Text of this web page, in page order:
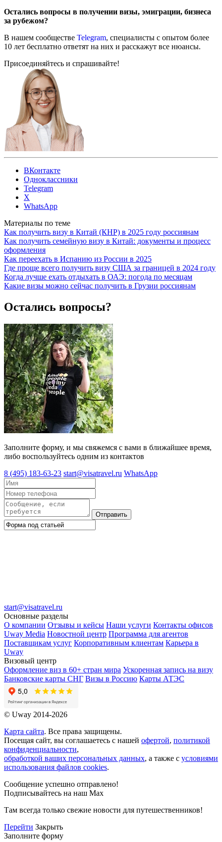
Остались вопросы в получении визы, эмиграции, бизнеса
за рубежом?
В нашем сообществе Telegram, специалисты с опытом более
10 лет бесплатно ответят на них и расскажут все нюансы.
Присоединяйтесь и спрашивайте!
ВКонтакте
Одноклассники
Telegram
X
WhatsApp
Материалы по теме
Как получить визу в Китай (КНР) в 2025 году россиянам
Как получить семейную визу в Китай: документы и процесс
оформления
Как переехать в Испанию из России в 2025
Где проще всего получить визу США за границей в 2024 году
Когда лучше ехать отдыхать в ОАЭ: погода по месяцам
Какие визы можно сейчас получить в Грузии россиянам
Остались вопросы?
Заполните форму, и мы свяжемся с вами в ближайшее время,
либо воспользуйтесь одним из контактов
8 (495) 183-63-23 start@visatravel.ru WhatsApp
Отправить
start@visatravel.ru
Основные разделы
О компании Отзывы и кейсы Наши услуги Контакты офисов
Uway Media Новостной центр Программа для агентов
Поставщикам услуг Корпоративным клиентам Карьера в
Uway
Визовый центр
Оформление виз в 60+ стран мира Ускоренная запись на визу
Банковские карты СНГ Визы в Россию Карты АТЭС
© Uway 2014-2026
Карта сайта. Все права защищены.
Посещая сайт, вы соглашаетесь с нашей офертой, политикой
конфиденциальности,
обработкой ваших персональных данных, а также с условиями
использования файлов cookies.
Сообщение успешно отправлено!
Подписывайтесь на наш Max
Там всегда только свежие новости для путешественников!
Перейти Закрыть
Заполните форму